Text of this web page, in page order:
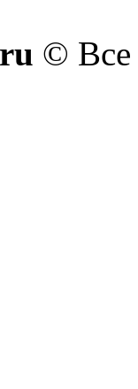
© Все